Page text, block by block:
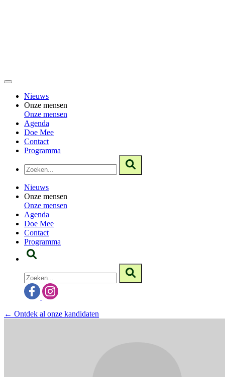
Nieuws
Onze mensen
Onze mensen
Agenda
Doe Mee
Contact
Programma
Nieuws
Onze mensen
Onze mensen
Agenda
Doe Mee
Contact
Programma
← Ontdek al onze kandidaten